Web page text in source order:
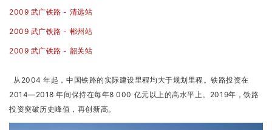
2009 武广铁路 - 清远站
2009 武广铁路 - 郴州站
2009 武广铁路 - 韶关站
从2004 年起，中国铁路的实际建设里程均大于规划里程。铁路投资在
2014—2018 年间保持在每年8 000 亿元以上的高水平上。2019年，铁路
投资突破历史峰值，再创新高。